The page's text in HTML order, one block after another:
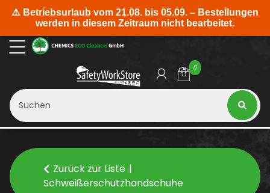
0
Zurück zur Liste
Schweißerschutzhandschuhe